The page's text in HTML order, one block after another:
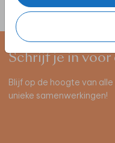
Schrijf je in
Blijf op de hoogte van
unieke samenwerkingen!